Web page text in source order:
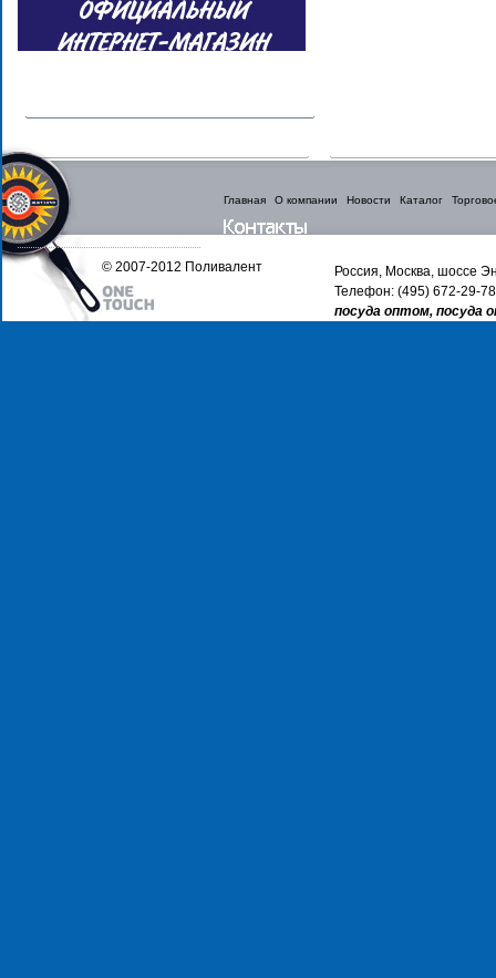
Главная О компании Новости Каталог
Россия, Москва, шоссе
Телефон: (495) 672-29-
посуда оптом, посуда
© 2007-2012 Поливалент